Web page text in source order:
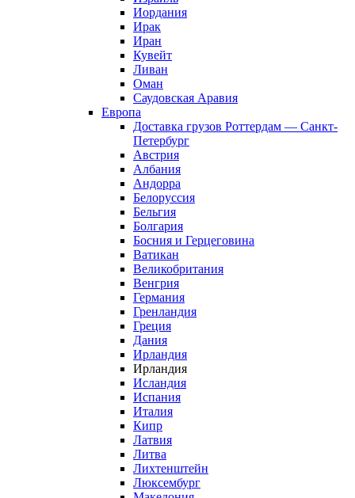
Иордания
Ирак
Иран
Кувейт
Ливан
Оман
Саудовская Аравия
Европа
Доставка грузов Роттердам — Санкт-
Петербург
Австрия
Албания
Андорра
Белоруссия
Бельгия
Болгария
Босния и Герцеговина
Ватикан
Великобритания
Венгрия
Германия
Гренландия
Греция
Дания
Ирландия
Ирландия
Исландия
Испания
Италия
Кипр
Латвия
Литва
Лихтенштейн
Люксембург